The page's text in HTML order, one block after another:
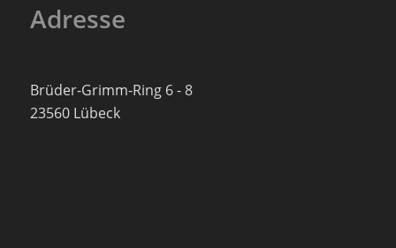
Adresse
Brüder-Grimm-Ring 6 - 8
23560 Lübeck